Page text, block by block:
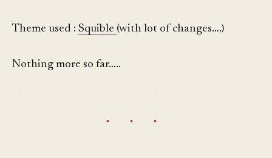
Theme used : Squible (with lot of changes….)
Nothing more so far…..
· · ·